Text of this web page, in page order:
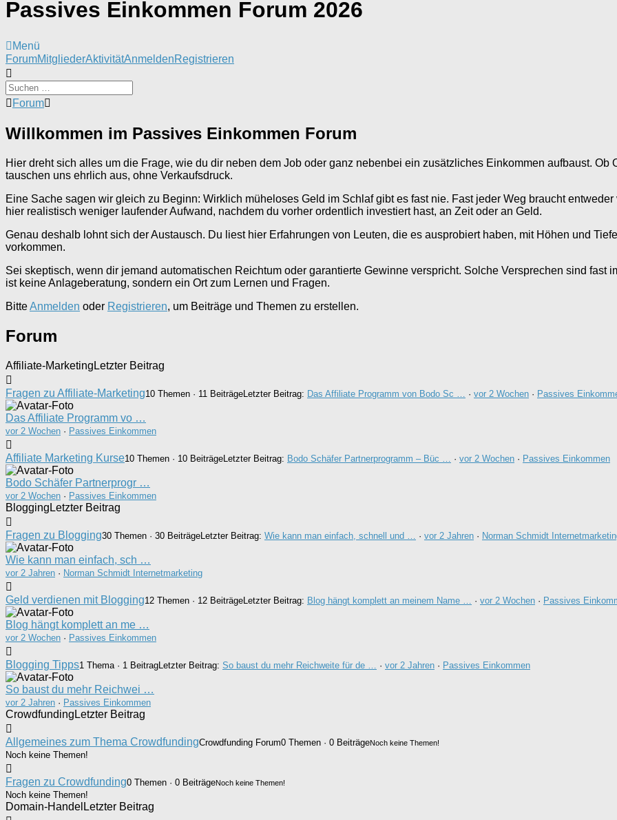
Passives Einkommen Forum 2026
Menü
Forum-
Navigation
ForumMitgliederAktivitätAnmeldenRegistrieren
Forum-
-
Du
hier:
Forum
Willkommen im Passives Einkommen Forum
Hier dreht sich alles um die Frage, wie du dir neben dem Job oder ganz nebenbei ein zusätzliches Einkommen aufbaust.
tauschen uns ehrlich aus, ohne Verkaufsdruck.
Eine Sache sagen wir gleich zu Beginn: Wirklich müheloses Geld im Schlaf gibt es fast nie. Fast jeder Weg braucht
hier realistisch weniger laufender Aufwand, nachdem du vorher ordentlich investiert hast, an Zeit oder an Geld.
Genau deshalb lohnt sich der Austausch. Du liest hier Erfahrungen von Leuten, die es ausprobiert haben, mit Höhen und
vorkommen.
Sei skeptisch, wenn dir jemand automatischen Reichtum oder garantierte Gewinne verspricht. Solche Versprechen sind fast
ist keine Anlageberatung, sondern ein Ort zum Lernen und Fragen.
BitteAnmelden oder Registrieren, um Beiträge und Themen zu erstellen.
Forum
Affiliate-Marketing Letzter Beitrag
Fragen zu Affiliate-Marketing10 Themen · 11 BeiträgeLetzter Beitrag: Das Affiliate Programm von Bodo Sc … · vor 2 Wochen · Passives
Das Affiliate Programm vo …
vor 2 Wochen · Passives Einkommen
Affiliate Marketing Kurse10 Themen · 10 BeiträgeLetzter Beitrag: Bodo Schäfer Partnerprogramm – Büc … · vor 2 Wochen · Passives Einkommen
Bodo Schäfer Partnerprogr …
vor 2 Wochen · Passives Einkommen
Blogging Letzter Beitrag
Fragen zu Blogging30 Themen · 30 BeiträgeLetzter Beitrag: Wie kann man einfach, schnell und … · vor 2 Jahren · Norman Schmidt
Wie kann man einfach, sch …
vor 2 Jahren · Norman Schmidt Internetmarketing
Geld verdienen mit Blogging12 Themen · 12 BeiträgeLetzter Beitrag: Blog hängt komplett an meinem Name … · vor 2 Wochen · Passives
Blog hängt komplett an me …
vor 2 Wochen · Passives Einkommen
Blogging Tipps1 Thema · 1 BeitragLetzter Beitrag: So baust du mehr Reichweite für de … · vor 2 Jahren · Passives Einkommen
So baust du mehr Reichwei …
vor 2 Jahren · Passives Einkommen
Crowdfunding Letzter Beitrag
Allgemeines zum Thema CrowdfundingCrowdfunding Forum0 Themen · 0 BeiträgeNoch keine Themen!
Noch keine Themen!
Fragen zu Crowdfunding0 Themen · 0 BeiträgeNoch keine Themen!
Noch keine Themen!
Domain-Handel Letzter Beitrag